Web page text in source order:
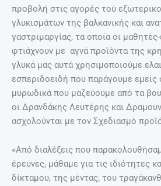
προβολή στις αγορές τού
γλυκισμάτων της βαλκανικής και
γαστριμαργίας, τα οποία οι
φτιάχνουν με αγνά προϊόντα της
γλυκά μας αυτά χρησιμοποιούμε
εσπεριδοειδή που παράγουμε εμείς
μυρωδικά που μαζεύουμε από τα
οι Δρανδάκης Λευτέρης και
ασχολούνται με τον Σχεδιασμό
«Από διαλέξεις που
έρευνες, μάθαμε για τις ιδιότητες
δίκταμου, της μέντας, του